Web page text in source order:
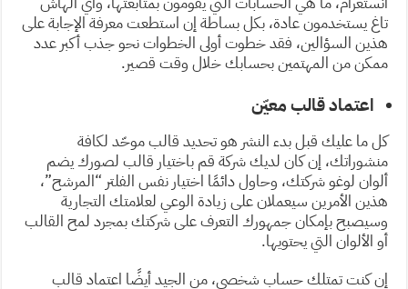
تاغ يستخدمون عادة، بكل بساطة إن استطعت معرفة الإجابة على
هذين السؤالين، فقد خطوت أولى الخطوات نحو جذب أكبر عدد
ممكن من المهتمين بحسابك خلال وقت قصير.
اعتماد قالب معيّن
كل ما عليك قبل بدء النشر هو تحديد قالب موحّد لكافة
منشوراتك، إن كان لديك شركة قم باختيار قالب لصورك يضم
ألوان لوغو شركتك، وحاول دائمًا اختيار نفس الفلتر “المرشح”،
هذين الأمرين سيعملان على زيادة الوعي لعلامتك التجارية
وسيصبح بإمكان جمهورك التعرف على شركتك بمجرد لمح القالب
أو الألوان التي يحتويها.
إن كنت تمتلك حساب شخصي، من الجيد أيضًا اعتماد قالب